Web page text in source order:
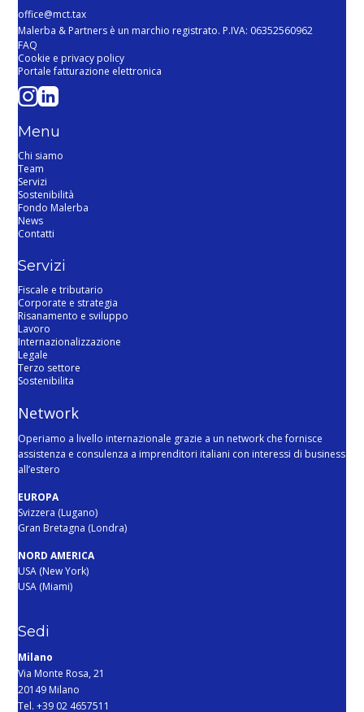
office@mct.tax
Malerba & Partners è un marchio registrato. P.IVA: 06352560962
FAQ
Cookie e privacy policy
Portale fatturazione elettronica
Menu
Chi siamo
Team
Servizi
Sostenibilità
Fondo Malerba
News
Contatti
Servizi
Fiscale e tributario
Corporate e strategia
Risanamento e sviluppo
Lavoro
Internazionalizzazione
Legale
Terzo settore
Sostenibilita
Network
Operiamo a livello internazionale grazie a un network che fornisce
assistenza e consulenza a imprenditori italiani con interessi di business
all’estero
EUROPA
Svizzera (Lugano)
Gran Bretagna (Londra)
NORD AMERICA
USA (New York)
USA (Miami)
Sedi
Milano
Via Monte Rosa, 21
20149 Milano
Tel. +39 02 4657511